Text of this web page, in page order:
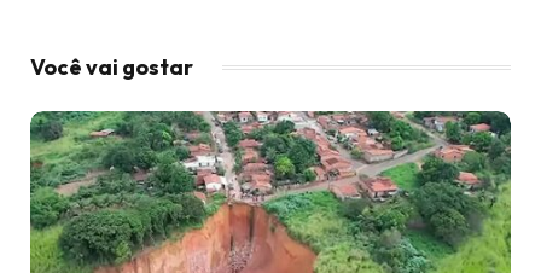
Você vai gostar